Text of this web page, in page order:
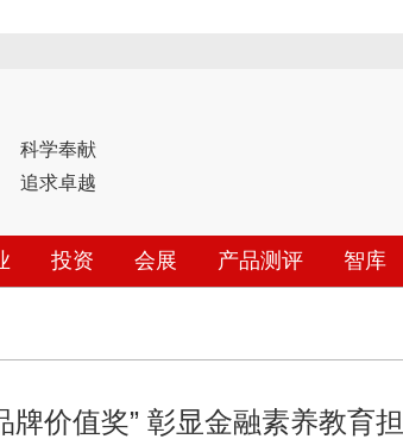
科学奉献
追求卓越
投资 会展 产品测评 智库
牌价值奖” 彰显金融素养教育